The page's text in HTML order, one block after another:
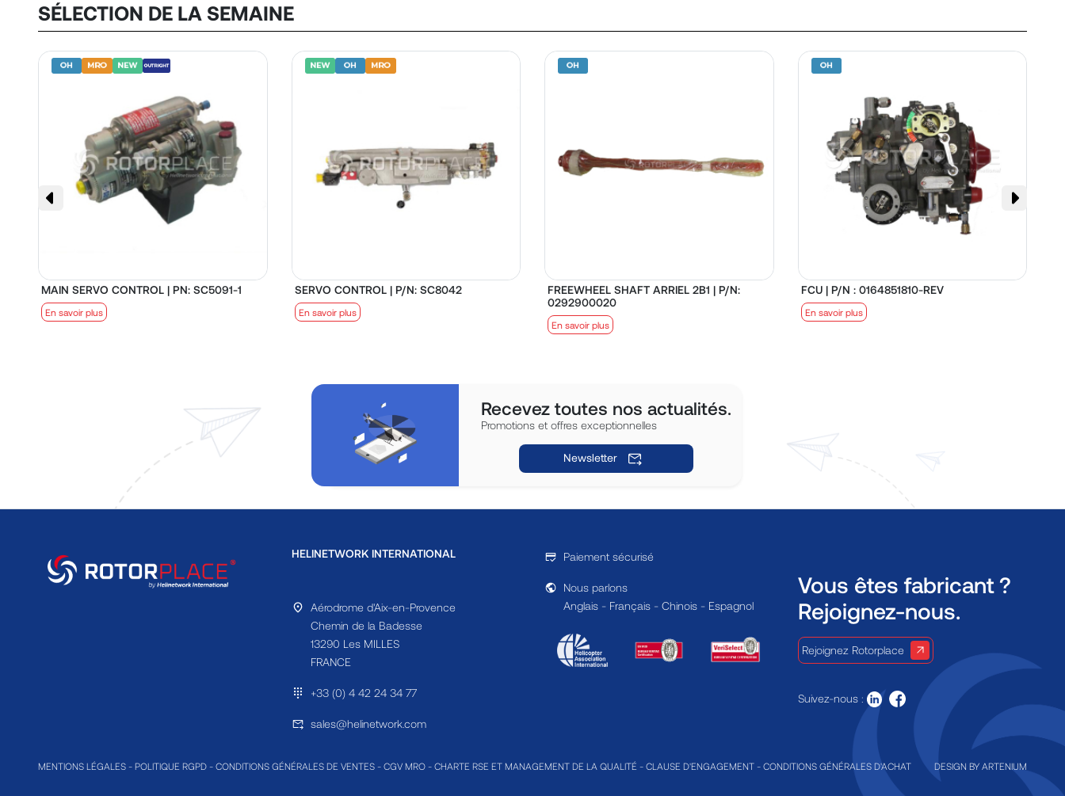
SÉLECTION DE LA SEMAINE
MAIN SERVO CONTROL | PN: SC5091-1
En savoir plus
SERVO CONTROL | P/N: SC8042
En savoir plus
FREEWHEEL SHAFT ARRIEL 2B1 | P/N:
0292900020
En savoir plus
FCU | P/N : 0164851810-REV
En savoir plus
Recevez toutes nos actualités.
Promotions et offres exceptionnelles
Newsletter
HELINETWORK INTERNATIONAL
Aérodrome d'Aix-en-Provence
Chemin de la Badesse
13290 Les MILLES
FRANCE
+33 (0) 4 42 24 34 77
sales@helinetwork.com
Paiement sécurisé
Nous parlons
Anglais - Français - Chinois - Espagnol
Vous êtes fabricant ?
Rejoignez-nous.
Rejoignez Rotorplace
Suivez-nous :
MENTIONS LÉGALES - POLITIQUE RGPD - CONDITIONS GÉNÉRALES DE VENTES - CGV MRO - CHARTE RSE ET MANAGEMENT DE LA QUALITÉ - CLAUSE D'ENGAGEMENT - CONDITIONS GÉNÉRALES D'ACHAT DESIGN BY ARTENIUM